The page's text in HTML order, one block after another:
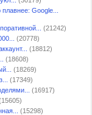
Google...
(21242)
(20778)
(18812)
(18608)
(18269)
(17349)
(16917)
(15298)